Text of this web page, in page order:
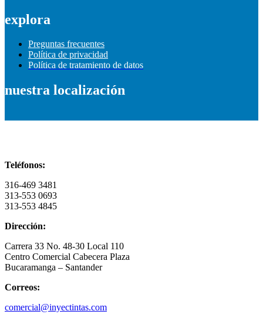
explora
Preguntas frecuentes
Política de privacidad
Política de tratamiento de datos
nuestra localización
Teléfonos:
316-469 3481
313-553 0693
313-553 4845
Dirección:
Carrera 33 No. 48-30 Local 110
Centro Comercial Cabecera Plaza
Bucaramanga – Santander
Correos:
comercial@inyectintas.com